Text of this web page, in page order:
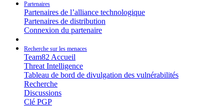
Partenaires
Partenaires de l’alliance technologique
Partenaires de distribution
Connexion du partenaire
Recherche sur les menaces
Team82 Accueil
Threat Intelligence
Tableau de bord de divulgation des vulnérabilités
Recherche
Discussions
Clé PGP